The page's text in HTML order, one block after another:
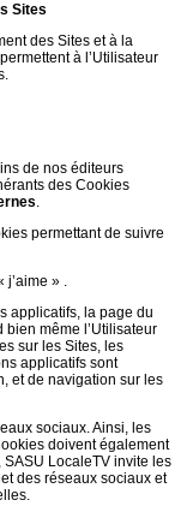
Sites
des Sites et à la
à l’Utilisateur
de nos éditeurs
des Cookies
.
permettant de suivre
j’aime » .
applicatifs, la page du
bien même l’Utilisateur
sur les Sites, les
applicatifs sont
et de navigation sur les
sociaux. Ainsi, les
doivent également
SASU LocaleTV invite les
des réseaux sociaux et